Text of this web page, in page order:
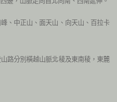
、中正山、面天山、向天山、百拉卡
路分別橫越山脈北稜及東南稜，東麓